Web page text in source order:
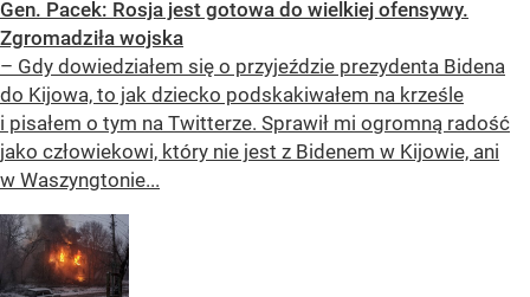
Gen. Pacek: Rosja jest gotowa do wielkiej ofensywy.
Zgromadziła wojska
– Gdy dowiedziałem się o przyjeździe prezydenta Bidena
do Kijowa, to jak dziecko podskakiwałem na krześle
i pisałem o tym na Twitterze. Sprawił mi ogromną radość
jako człowiekowi, który nie jest z Bidenem w Kijowie, ani
w Waszyngtonie...